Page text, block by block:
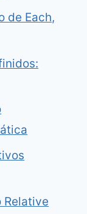
de Each,
Relative